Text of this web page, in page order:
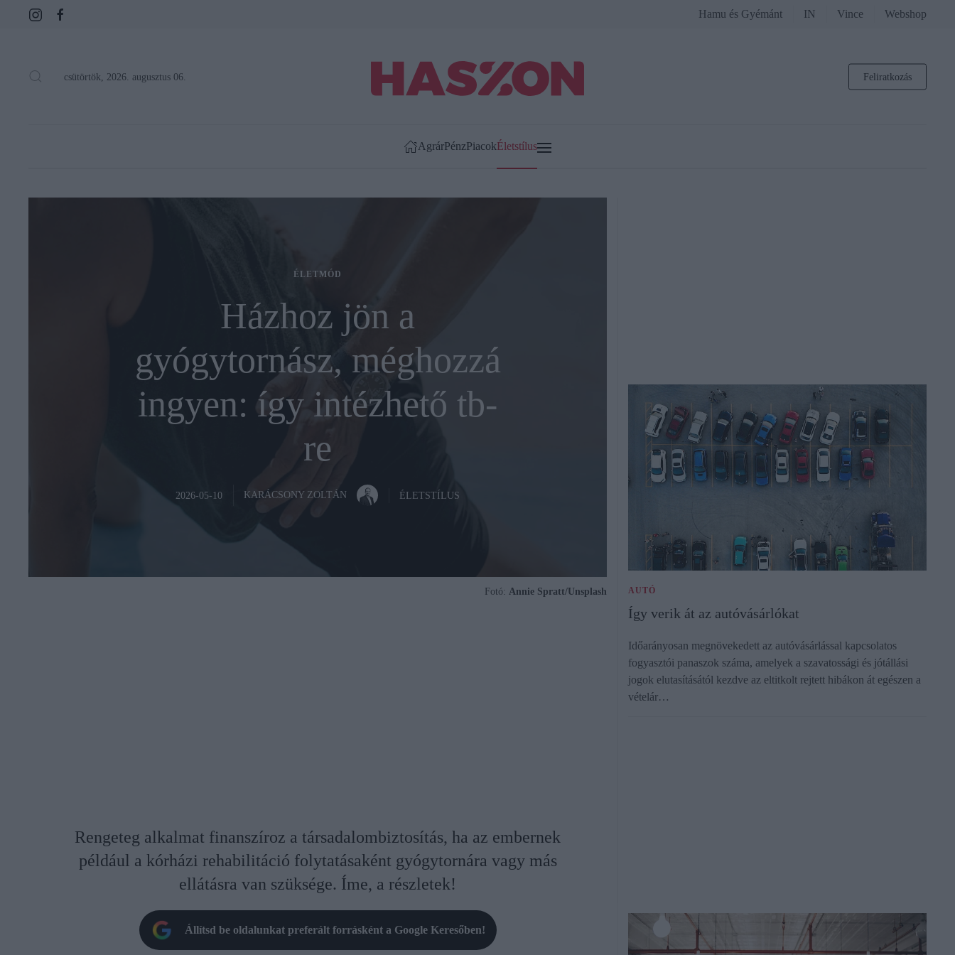
Hamu és Gyémánt IN Vince Webshop
csütörtök, 2026. augusztus 06. Feliratkozás
AgrárPénzPiacokÉletstílus
ÉLETMÓD
Házhoz jön a
gyógytornász, méghozzá
ingyen: így intézhető tb-
re
2026-05-10 KARÁCSONY ZOLTÁN ÉLETSTÍLUS
Fotó: Annie Spratt/Unsplash
Rengeteg alkalmat finanszíroz a társadalombiztosítás, ha az embernek
például a kórházi rehabilitáció folytatásaként gyógytornára vagy más
ellátásra van szüksége. Íme, a részletek!
Állítsd be oldalunkat preferált forrásként a Google Keresőben!
AUTÓ
Így verik át az autóvásárlókat
Időarányosan megnövekedett az autóvásárlással kapcsolatos
fogyasztói panaszok száma, amelyek a szavatossági és jótállási
jogok elutasításától kezdve az eltitkolt rejtett hibákon át egészen a
vételár…